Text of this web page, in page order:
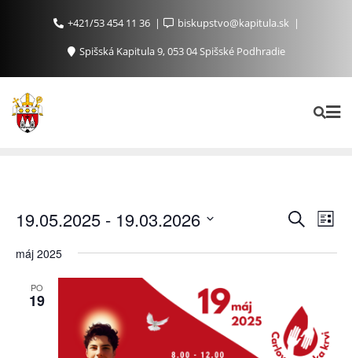
+421/53 454 11 36
biskupstvo@kapitula.sk
Spišská Kapitula 9, 053 04 Spišské Podhradie
Udalosti
and
Vyhľadať
List
19.05.2025 - 19.03.2026
dátum.
máj 2025
PO
19